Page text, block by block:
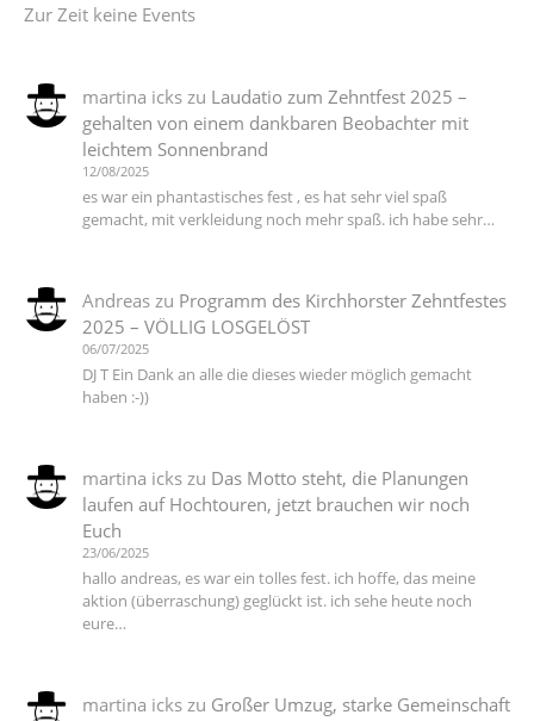
Zur Zeit keine Events
martina ickszu Laudatio zum Zehntfest 2025 –
gehalten von einem dankbaren Beobachter mit
leichtem Sonnenbrand
12/08/2025
es war ein phantastisches fest , es hat sehr viel spaß
gemacht, mit verkleidung noch mehr spaß. ich habe sehr…
Andreaszu Programm des Kirchhorster Zehntfestes
2025 – VÖLLIG LOSGELÖST
06/07/2025
DJ T Ein Dank an alle die dieses wieder möglich gemacht
haben :-))
martina ickszu Das Motto steht, die Planungen
laufen auf Hochtouren, jetzt brauchen wir noch
Euch
23/06/2025
hallo andreas, es war ein tolles fest. ich hoffe, das meine
aktion (überraschung) geglückt ist. ich sehe heute noch
eure…
martina ickszu Großer Umzug, starke Gemeinschaft